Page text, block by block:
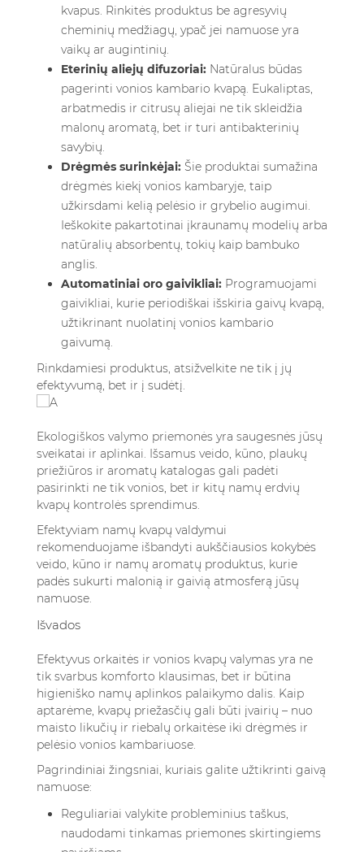
kvapus. Rinkitės produktus be agresyvių
cheminių medžiagų, ypač jei namuose yra
vaikų ar augintinių.
Eterinių aliejų difuzoriai: Natūralus būdas
pagerinti vonios kambario kvapą. Eukaliptas,
arbatmedis ir citrusų aliejai ne tik skleidžia
malonų aromatą, bet ir turi antibakterinių
savybių.
Drėgmės surinkėjai: Šie produktai sumažina
drėgmės kiekį vonios kambaryje, taip
užkirsdami kelią pelėsio ir grybelio augimui.
Ieškokite pakartotinai įkraunamų modelių arba
natūralių absorbentų, tokių kaip bambuko
anglis.
Automatiniai oro gaivikliai: Programuojami
gaivikliai, kurie periodiškai išskiria gaivų kvapą,
užtikrinant nuolatinį vonios kambario
gaivumą.
Rinkdamiesi produktus, atsižvelkite ne tik į jų
efektyvumą, bet ir į sudėtį.
Ekologiškos valymo priemonės yra saugesnės jūsų
sveikatai ir aplinkai. Išsamus veido, kūno, plaukų
priežiūros ir aromatų katalogas gali padėti
pasirinkti ne tik vonios, bet ir kitų namų erdvių
kvapų kontrolės sprendimus.
Efektyviam namų kvapų valdymui
rekomenduojame išbandyti aukščiausios kokybės
veido, kūno ir namų aromatų produktus, kurie
padės sukurti malonią ir gaivią atmosferą jūsų
namuose.
Išvados
Efektyvus orkaitės ir vonios kvapų valymas yra ne
tik svarbus komforto klausimas, bet ir būtina
higieniško namų aplinkos palaikymo dalis. Kaip
aptarėme, kvapų priežasčių gali būti įvairių – nuo
maisto likučių ir riebalų orkaitėse iki drėgmės ir
pelėsio vonios kambariuose.
Pagrindiniai žingsniai, kuriais galite užtikrinti gaivą
namuose:
Reguliariai valykite probleminius taškus,
naudodami tinkamas priemones skirtingiems